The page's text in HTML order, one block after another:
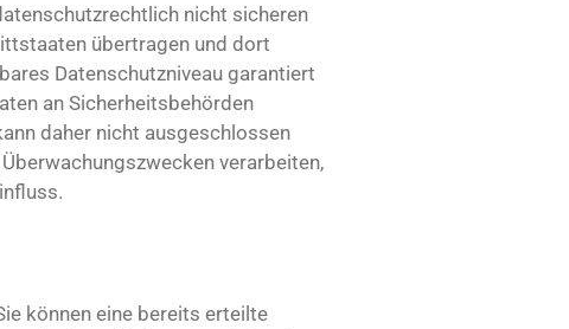
nicht sicheren
übertragen und dort
Datenschutzniveau garantiert
an Sicherheitsbehörden
daher nicht ausgeschlossen
verarbeiten,
können eine bereits erteilte